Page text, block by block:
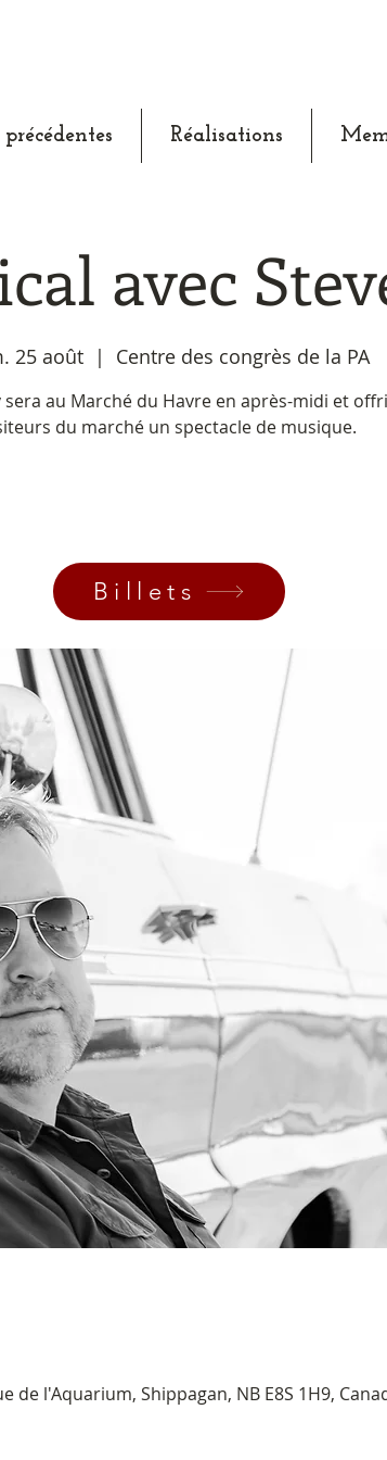
Réalisations
avec
25 août
  |
Centre des congrès de la PA
sera au Marché du Havre en après-midi et
du marché un spectacle de musique.
de l'Aquarium, Shippagan, NB E8S 1H9,
Billets